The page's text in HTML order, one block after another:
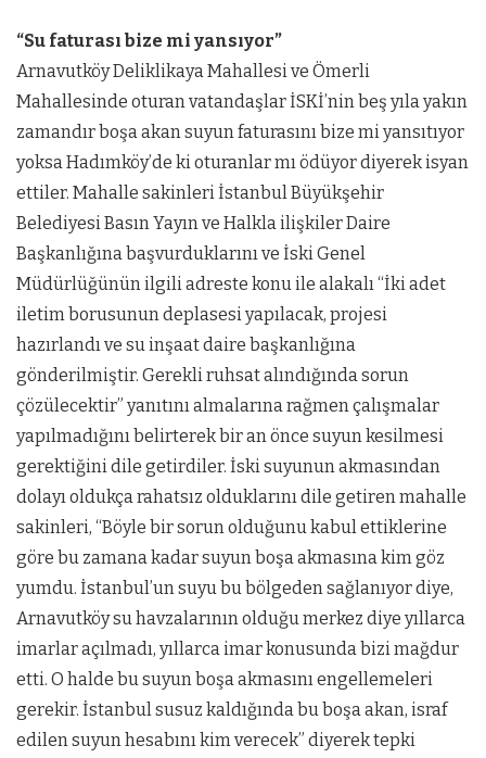
“Su faturası bize mi yansıyor”
Arnavutköy Deliklikaya Mahallesi ve Ömerli
Mahallesinde oturan vatandaşlar İSKİ’nin beş yıla yakın
zamandır boşa akan suyun faturasını bize mi yansıtıyor
yoksa Hadımköy’de ki oturanlar mı ödüyor diyerek isyan
ettiler. Mahalle sakinleri İstanbul Büyükşehir
Belediyesi Basın Yayın ve Halkla ilişkiler Daire
Başkanlığına başvurduklarını ve İski Genel
Müdürlüğünün ilgili adreste konu ile alakalı “İki adet
iletim borusunun deplasesi yapılacak, projesi
hazırlandı ve su inşaat daire başkanlığına
gönderilmiştir. Gerekli ruhsat alındığında sorun
çözülecektir” yanıtını almalarına rağmen çalışmalar
yapılmadığını belirterek bir an önce suyun kesilmesi
gerektiğini dile getirdiler. İski suyunun akmasından
dolayı oldukça rahatsız olduklarını dile getiren mahalle
sakinleri, “Böyle bir sorun olduğunu kabul ettiklerine
göre bu zamana kadar suyun boşa akmasına kim göz
yumdu. İstanbul’un suyu bu bölgeden sağlanıyor diye,
Arnavutköy su havzalarının olduğu merkez diye yıllarca
imarlar açılmadı, yıllarca imar konusunda bizi mağdur
etti. O halde bu suyun boşa akmasını engellemeleri
gerekir. İstanbul susuz kaldığında bu boşa akan, israf
edilen suyun hesabını kim verecek” diyerek tepki